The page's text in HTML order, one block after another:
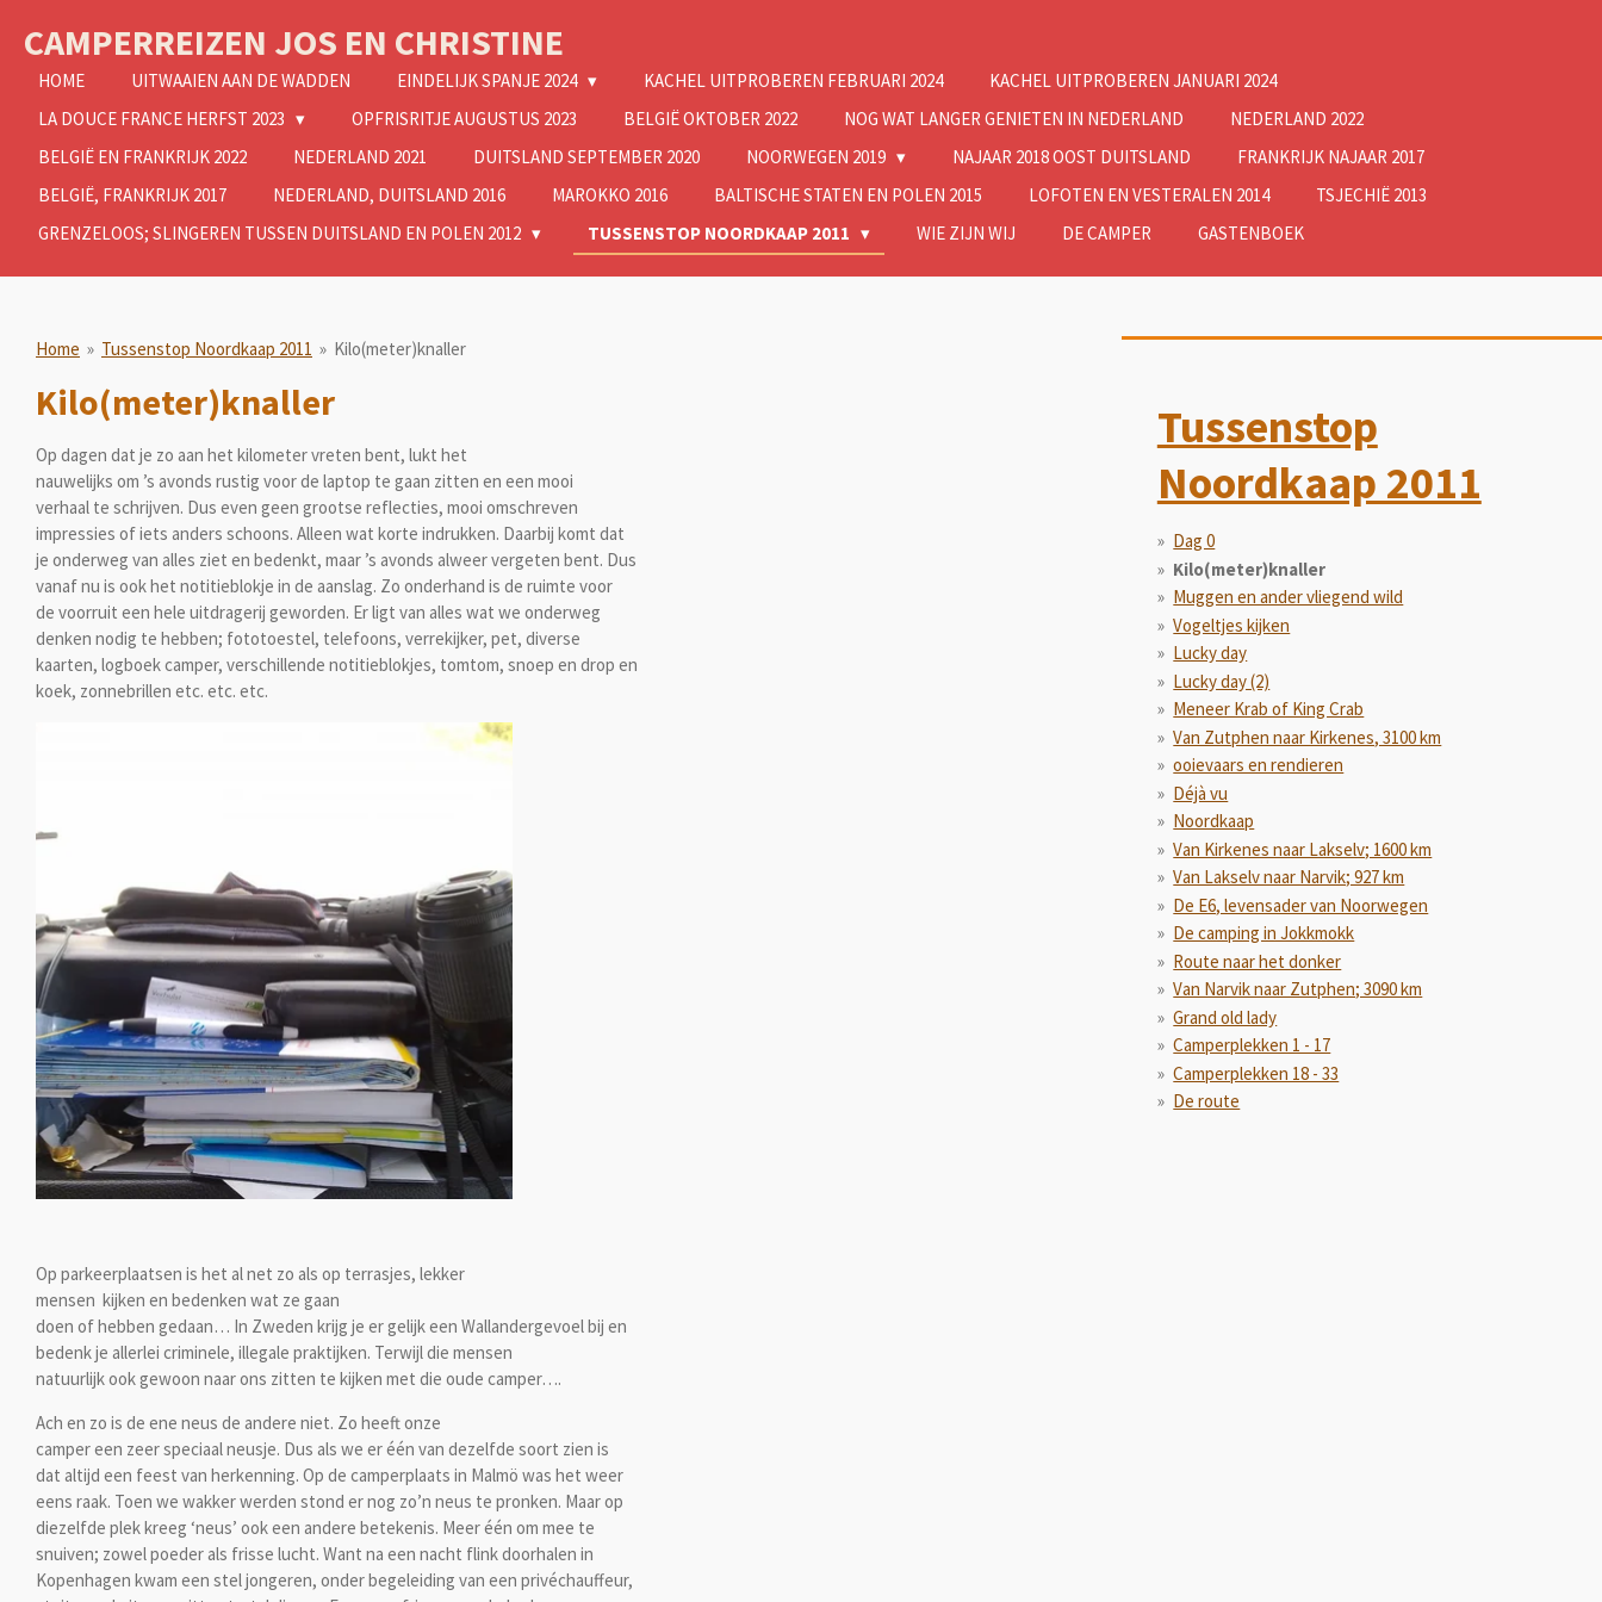
direct
naar
hoofdinhoud
CAMPERREIZEN JOS EN CHRISTINE
HOME UITWAAIEN AAN DE WADDEN EINDELIJK SPANJE 2024 KACHEL UITPROBEREN FEBRUARI 2024
KACHEL UITPROBEREN JANUARI 2024
LA DOUCE FRANCE HERFST 2023
OPFRISRITJE AUGUSTUS 2023 BELGIË OKTOBER 2022 NOG WAT LANGER GENIETEN IN NEDERLAND
NEDERLAND 2022
BELGIË EN FRANKRIJK 2022
NEDERLAND 2021 DUITSLAND SEPTEMBER 2020 NOORWEGEN 2019 NAJAAR 2018 OOST DUITSLAND
FRANKRIJK NAJAAR 2017
BELGIË, FRANKRIJK 2017
NEDERLAND, DUITSLAND 2016 MAROKKO 2016 BALTISCHE STATEN EN POLEN 2015 LOFOTEN EN VESTERALEN 2014
TSJECHIË 2013
GRENZELOOS; SLINGEREN TUSSEN DUITSLAND EN POLEN 2012
TUSSENSTOP NOORDKAAP 2011 WIE ZIJN WIJ DE CAMPER GASTENBOEK
Home » Tussenstop Noordkaap 2011 » Kilo(meter)knaller
Kilo(meter)knaller
Op dagen dat je zo aan het kilometer vreten bent, lukt het
nauwelijks om ’s avonds rustig voor de laptop te gaan zitten en een mooi
verhaal te schrijven. Dus even geen grootse reflecties, mooi omschreven
impressies of iets anders schoons. Alleen wat korte indrukken. Daarbij komt dat
je onderweg van alles ziet en bedenkt, maar ’s avonds alweer vergeten bent. Dus
vanaf nu is ook het notitieblokje in de aanslag. Zo onderhand is de ruimte voor
de voorruit een hele uitdragerij geworden. Er ligt van alles wat we onderweg
denken nodig te hebben; fototoestel, telefoons, verrekijker, pet, diverse
kaarten, logboek camper, verschillende notitieblokjes, tomtom, snoep en drop en
koek, zonnebrillen etc. etc. etc.
Op parkeerplaatsen is het al net zo als op terrasjes, lekker
mensen kijken en bedenken wat ze gaan
doen of hebben gedaan… In Zweden krijg je er gelijk een Wallandergevoel bij en
bedenk je allerlei criminele, illegale praktijken. Terwijl die mensen
natuurlijk ook gewoon naar ons zitten te kijken met die oude camper….
Ach en zo is de ene neus de andere niet. Zo heeft onze
camper een zeer speciaal neusje. Dus als we er één van dezelfde soort zien is
dat altijd een feest van herkenning. Op de camperplaats in Malmö was het weer
eens raak. Toen we wakker werden stond er nog zo’n neus te pronken. Maar op
diezelfde plek kreeg ‘neus’ ook een andere betekenis. Meer één om mee te
snuiven; zowel poeder als frisse lucht. Want na een nacht flink doorhalen in
Kopenhagen kwam een stel jongeren, onder begeleiding van een privéchauffeur,
Tussenstop
Noordkaap 2011
Dag 0
Kilo(meter)knaller
Muggen en ander vliegend wild
Vogeltjes kijken
Lucky day
Lucky day (2)
Meneer Krab of King Crab
Van Zutphen naar Kirkenes, 3100 km
ooievaars en rendieren
Déjà vu
Noordkaap
Van Kirkenes naar Lakselv; 1600 km
Van Lakselv naar Narvik; 927 km
De E6, levensader van Noorwegen
De camping in Jokkmokk
Route naar het donker
Van Narvik naar Zutphen; 3090 km
Grand old lady
Camperplekken 1 - 17
Camperplekken 18 - 33
De route